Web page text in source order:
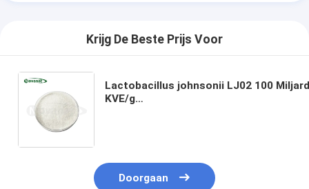
Krijg De Beste Prijs Voor
Lactobacillus johnsonii LJ02 100
KVE/g
Doorgaan